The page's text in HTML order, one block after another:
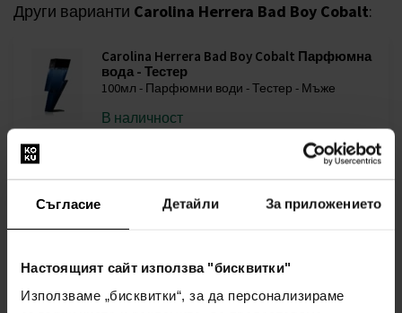
Съгласие Детайли За приложението
Настоящият сайт използва "бисквитки"
Използваме „бисквитки“, за да персонализираме
Други варианти Carolina Herrera Bad Boy Cobalt:
Carolina Herrera Bad Boy Cobalt Парфюмна
вода - Тестер
100мл - Парфюмни води - Тестер - Мъже
В наличност
75,00€(146,69лв)
Carolina Herrera Bad Boy Cobalt Парфюмна
вода
В наличност
81,00€ 106,00€